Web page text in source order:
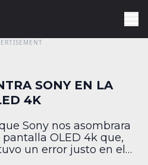
SONY EN LA
4K
Sony nos asombrara
OLED 4k que,
un error justo en el